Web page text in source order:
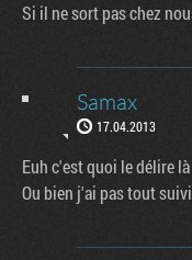
Si il ne sort pas chez
Samax
17.04.2013
Euh c'est quoi le délire
Ou bien j'ai pas tout